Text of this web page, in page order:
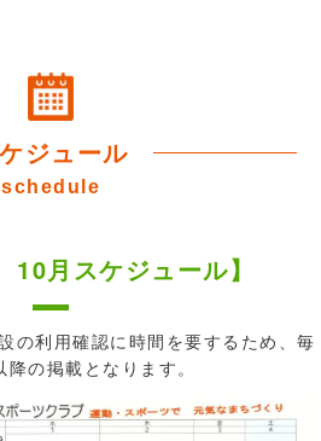
ジュール
schedule
月スケジュール】
の利用確認に時間を要するため、毎
の掲載となります。